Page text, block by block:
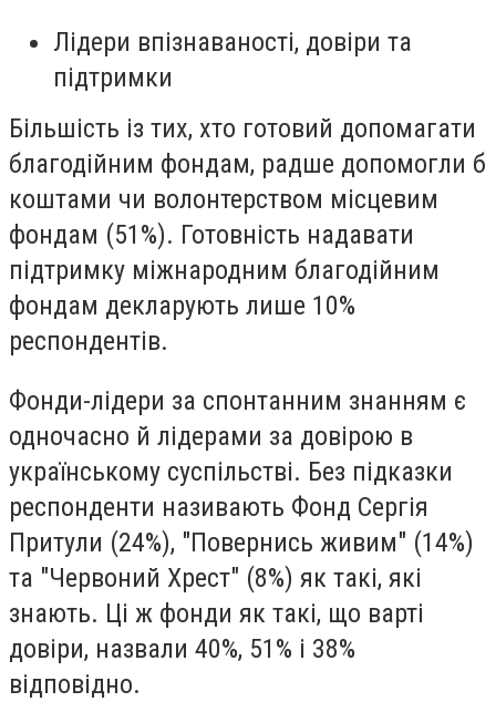
Лідери впізнаваності, довіри та
підтримки
Більшість із тих, хто готовий допомагати
благодійним фондам, радше допомогли б
коштами чи волонтерством місцевим
фондам (51%). Готовність надавати
підтримку міжнародним благодійним
фондам декларують лише 10%
респондентів.
Фонди-лідери за спонтанним знанням є
одночасно й лідерами за довірою в
українському суспільстві. Без підказки
респонденти називають Фонд Сергія
Притули (24%), "Повернись живим" (14%)
та "Червоний Хрест" (8%) як такі, які
знають. Ці ж фонди як такі, що варті
довіри, назвали 40%, 51% і 38%
відповідно.